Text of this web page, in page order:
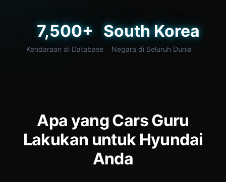
7,500+
Kendaraan di Database
South Korea
Negara di Seluruh Dunia
Apa yang Cars Guru
Lakukan untuk Hyundai
Anda